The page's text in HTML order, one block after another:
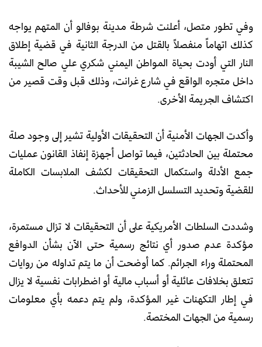
وفي تطور متصل، أعلنت شرطة مدينة بوفالو أن المتهم يواجه
كذلك اتهاماً منفصلاً بالقتل من الدرجة الثانية في قضية إطلاق
النار التي أودت بحياة المواطن اليمني شكري علي صالح الشيبة
داخل متجره الواقع في شارع غرانت، وذلك قبل وقت قصير من
اكتشاف الجريمة الأخرى.
وأكدت الجهات الأمنية أن التحقيقات الأولية تشير إلى وجود صلة
محتملة بين الحادثتين، فيما تواصل أجهزة إنفاذ القانون عمليات
جمع الأدلة واستكمال التحقيقات لكشف الملابسات الكاملة
للقضية وتحديد التسلسل الزمني للأحداث.
وشددت السلطات الأمريكية على أن التحقيقات لا تزال مستمرة،
مؤكدة عدم صدور أي نتائج رسمية حتى الآن بشأن الدوافع
المحتملة وراء الجرائم. كما أوضحت أن ما يتم تداوله من روايات
تتعلق بخلافات عائلية أو أسباب مالية أو اضطرابات نفسية لا يزال
في إطار التكهنات غير المؤكدة، ولم يتم دعمه بأي معلومات
رسمية من الجهات المختصة.